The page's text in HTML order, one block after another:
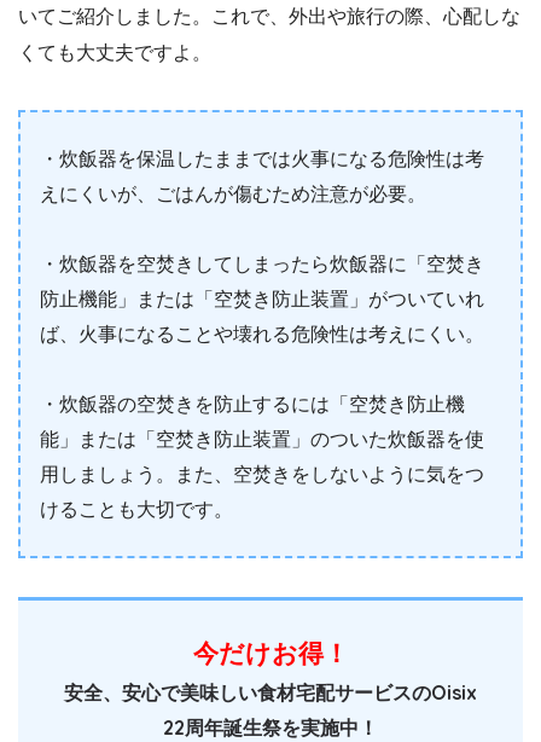
いてご紹介しました。これで、外出や旅行の際、心配しな
くても大丈夫ですよ。
・炊飯器を保温したままでは火事になる危険性は考
えにくいが、ごはんが傷むため注意が必要。
・炊飯器を空焚きしてしまったら炊飯器に「空焚き
防止機能」または「空焚き防止装置」がついていれ
ば、火事になることや壊れる危険性は考えにくい。
・炊飯器の空焚きを防止するには「空焚き防止機
能」または「空焚き防止装置」のついた炊飯器を使
用しましょう。また、空焚きをしないように気をつ
けることも大切です。
今だけお得！
安全、安心で美味しい食材宅配サービスのOisix
22周年誕生祭を実施中！